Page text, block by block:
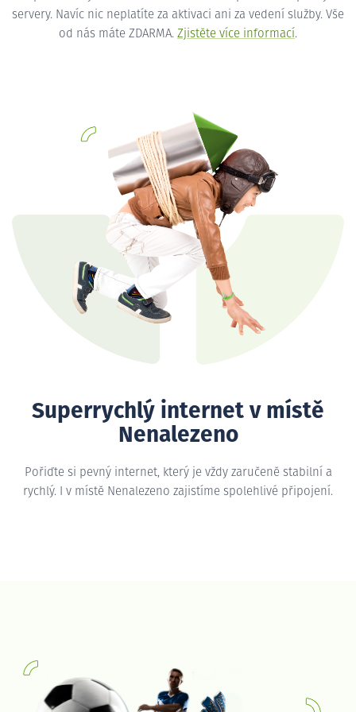
servery. Navíc nic neplatíte za aktivaci ani za vedení služby. Vše
od nás máte ZDARMA. Zjistěte více informací.
Superrychlý internet v místě
Nenalezeno
Pořiďte si pevný internet, který je vždy zaručeně stabilní a
rychlý. I v místě Nenalezeno zajistíme spolehlivé připojení.